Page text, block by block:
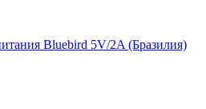
Bluebird 5V/2A (Бразилия)